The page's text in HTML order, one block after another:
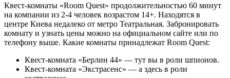
Квест-комнаты «Room Quest» продолжительностью 60 минут
на компании из 2-4 человек возрастом 14+. Находятся в
центре Киева недалеко от метро Театральная. Забронировать
комнату и узнать цены можно на официальном сайте или по
телефону выше. Какие комнаты принадлежат Room Quest:
Квест-комната «Берлин 44» — тут вы в роли шпионов.
Квест-комната «Экстрасенс» — а здесь в роли